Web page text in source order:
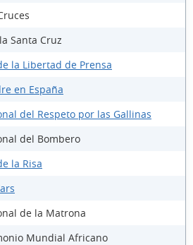
Santa Cruz
la Libertad de Prensa
en España
del Respeto por las Gallinas
del Bombero
la Risa
de la Matrona
Mundial Africano